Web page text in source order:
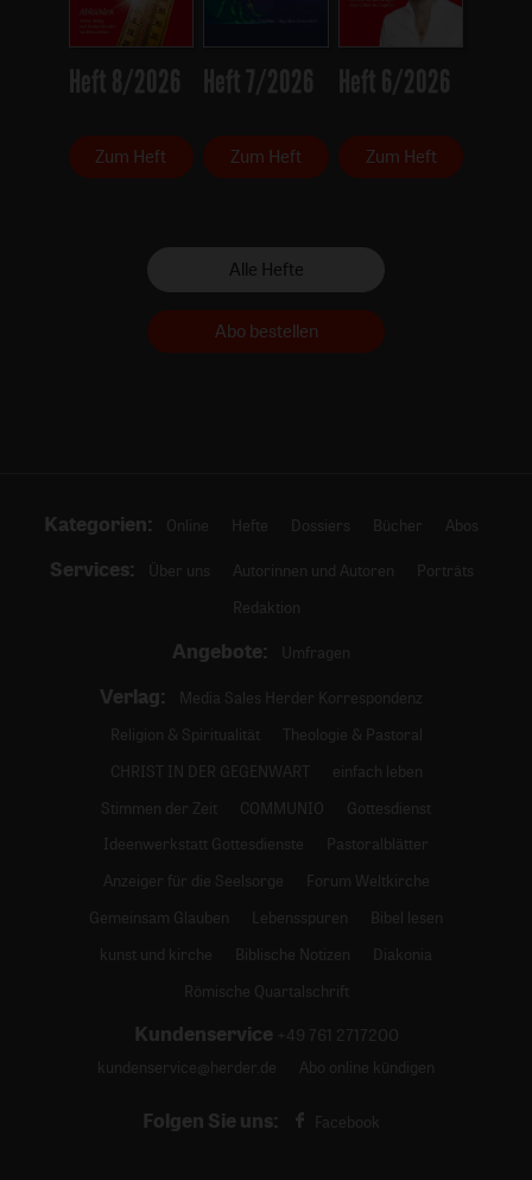
Heft 8/2026
Zum Heft
Heft 7/2026
Zum Heft
Heft 6/2026
Zum Heft
Alle Hefte
Abo bestellen
Kategorien: Online Hefte Dossiers Bücher Abos
Services: Über uns Autorinnen und Autoren
Porträts
Redaktion
Angebote: Umfragen
Verlag:
Media Sales Herder Korrespondenz
Religion & Spiritualität
Theologie & Pastoral
CHRIST IN DER GEGENWART
einfach leben
Stimmen der Zeit
COMMUNIO
Gottesdienst
Ideenwerkstatt Gottesdienste
Pastoralblätter
Anzeiger für die Seelsorge
Forum Weltkirche
Gemeinsam Glauben
Lebensspuren
Bibel lesen
kunst und kirche
Biblische Notizen
Diakonia
Römische Quartalschrift
Kundenservice +49 761 2717200
kundenservice@herder.de
Abo online kündigen
Folgen Sie uns: Facebook